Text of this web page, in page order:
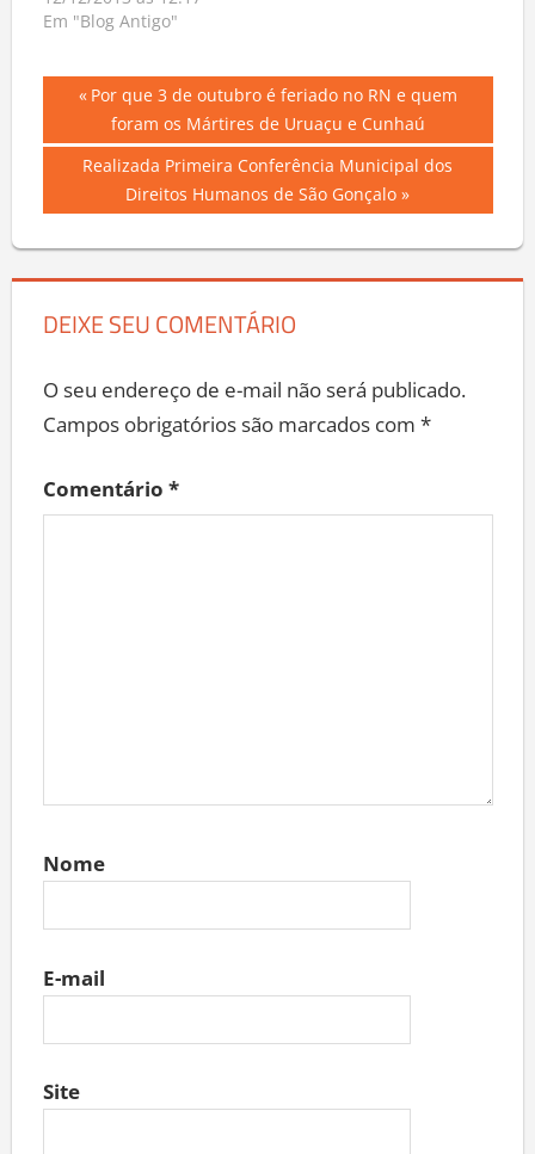
Em "Blog Antigo"
Navegação
de
Previous
Post:
Por que 3 de outubro é feriado no RN e quem
foram os Mártires de Uruaçu e Cunhaú
Next
Realizada Primeira Conferência Municipal dos
Direitos Humanos de São Gonçalo
DEIXE SEU COMENTÁRIO
O seu endereço de e-mail não será publicado.
Campos obrigatórios são marcados com *
Comentário *
Nome
E-mail
Site